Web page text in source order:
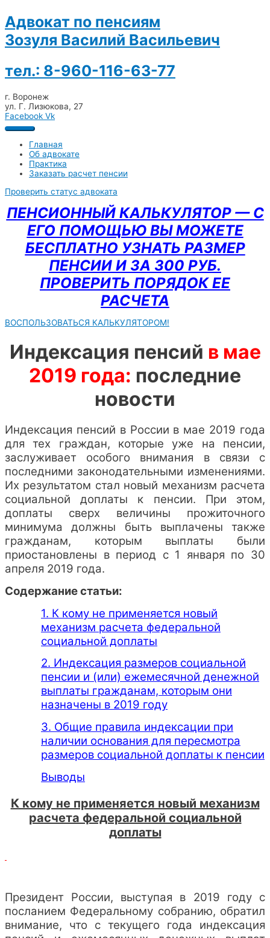
Адвокат по пенсиям
Зозуля Василий Васильевич
тел.: 8-960-116-63-77
г. Воронеж
ул. Г. Лизюкова, 27
Facebook Vk
Главная
Об адвокате
Практика
Заказать расчет пенсии
Проверить статус адвоката
ПЕНСИОННЫЙ КАЛЬКУЛЯТОР — С
ЕГО ПОМОЩЬЮ ВЫ МОЖЕТЕ
БЕСПЛАТНО УЗНАТЬ РАЗМЕР
ПЕНСИИ И ЗА 300 РУБ.
ПРОВЕРИТЬ ПОРЯДОК ЕЕ
РАСЧЕТА
ВОСПОЛЬЗОВАТЬСЯ КАЛЬКУЛЯТОРОМ!
Индексация пенсий в мае
2019 года: последние
новости
Индексация пенсий в России в мае 2019 года
для тех граждан, которые уже на пенсии,
заслуживает особого внимания в связи с
последними законодательными изменениями.
Их результатом стал новый механизм расчета
социальной доплаты к пенсии. При этом,
доплаты сверх величины прожиточного
минимума должны быть выплачены также
гражданам, которым выплаты были
приостановлены в период с 1 января по 30
апреля 2019 года.
Содержание статьи:
1. К кому не применяется новый
механизм расчета федеральной
социальной доплаты
2. Индексация размеров социальной
пенсии и (или) ежемесячной денежной
выплаты гражданам, которым они
назначены в 2019 году
3. Общие правила индексации при
наличии основания для пересмотра
размеров социальной доплаты к пенсии
Выводы
К кому не применяется новый механизм
расчета федеральной социальной
доплаты
Президент России, выступая в 2019 году с
посланием Федеральному собранию, обратил
внимание, что с текущего года индексация